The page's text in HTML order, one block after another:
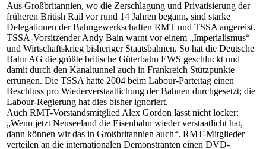
Aus Großbritannien, wo die Zerschlagung und Privatisierung der
früheren British Rail vor rund 14 Jahren begann, sind starke
Delegationen der Bahngewerkschaften RMT und TSSA angereist.
TSSA-Vorsitzender Andy Bain warnt vor einem „Imperialismus“
und Wirtschaftskrieg bisheriger Staatsbahnen. So hat die Deutsche
Bahn AG die größte britische Güterbahn EWS geschluckt und
damit durch den Kanaltunnel auch in Frankreich Stützpunkte
errungen. Die TSSA hatte 2004 beim Labour-Parteitag einen
Beschluss pro Wiederverstaatlichung der Bahnen durchgesetzt; die
Labour-Regierung hat dies bisher ignoriert.
Auch RMT-Vorstandsmitglied Alex Gordon lässt nicht locker:
„Wenn jetzt Neuseeland die Eisenbahn wieder verstaatlicht hat,
dann können wir das in Großbritannien auch“. RMT-Mitglieder
verteilen an die internationalen Demonstranten einen DVD-